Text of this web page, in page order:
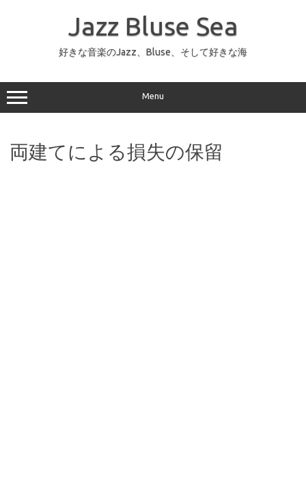
ッ
プ
Jazz Bluse Sea
好きな音楽のJazz、Bluse、そして好きな海
Menu
両建てによる損失の保留